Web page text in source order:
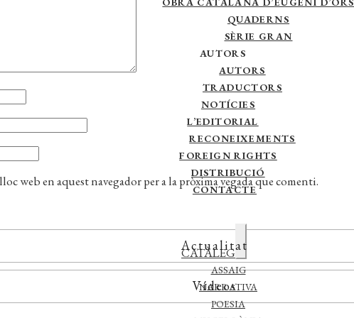
QUADERNS
SÈRIE GRAN
AUTORS
AUTORS
TRADUCTORS
NOTÍCIES
L’EDITORIAL
RECONEIXEMENTS
FOREIGN RIGHTS
DISTRIBUCIÓ
CONTACTE
CATÀLEG Expandeix
el
menú
secundari
ASSAIG
NARRATIVA
POESIA
web en aquest navegador per a la pròxima vegada que comenti.
Actualitat
Vídeos